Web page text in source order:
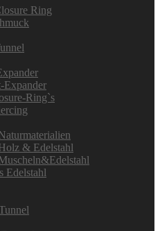
Ring
Expander
Ring`s
& Edelstahl
Edelstahl